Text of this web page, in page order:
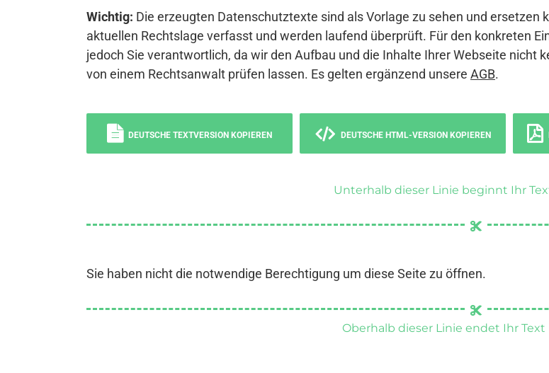
Wichtig: Die erzeugten Datenschutztexte sind als Vorlage zu sehen und ersetzen
aktuellen Rechtslage verfasst und werden laufend überprüft. Für den konkreten
jedoch Sie verantwortlich, da wir den Aufbau und die Inhalte Ihrer Webseite nicht
von einem Rechtsanwalt prüfen lassen. Es gelten ergänzend unsere AGB.
DEUTSCHE TEXTVERSION KOPIEREN DEUTSCHE HTML-VERSION KOPIEREN
Unterhalb dieser Linie beginnt Ihr
Sie haben nicht die notwendige Berechtigung um diese Seite zu öffnen.
Oberhalb dieser Linie endet Ihr